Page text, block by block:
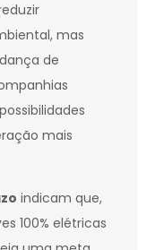
mas
de
mais
indicam que,
100% elétricas